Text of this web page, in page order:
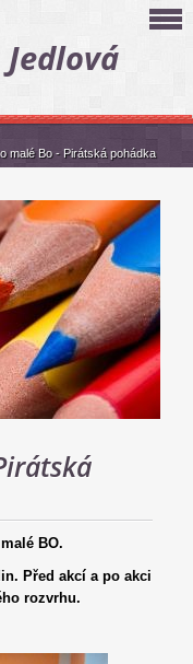
BO.
Před akcí a po akci
rozvrhu.
malé Bo - Pirátská pohádka